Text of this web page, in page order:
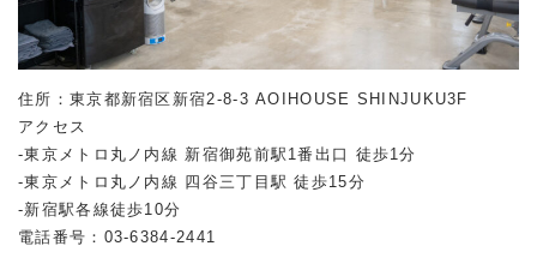
住所：東京都新宿区新宿2-8-3 AOIHOUSE SHINJUKU3F
アクセス
-東京メトロ丸ノ内線 新宿御苑前駅1番出口 徒歩1分
-東京メトロ丸ノ内線 四谷三丁目駅 徒歩15分
-新宿駅各線徒歩10分
電話番号：03-6384-2441